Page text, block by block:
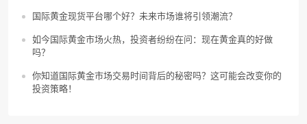
国际黄金现货平台哪个好？未来市场谁将引领潮流？
如今国际黄金市场火热，投资者纷纷在问：现在黄金真的好做
吗？
你知道国际黄金市场交易时间背后的秘密吗？这可能会改变你的
投资策略！